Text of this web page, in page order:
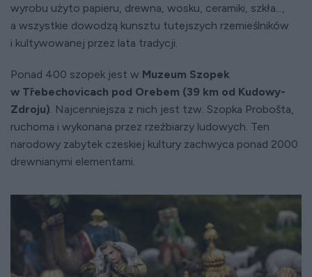
wyrobu użyto papieru, drewna, wosku, ceramiki, szkła...,
a wszystkie dowodzą kunsztu tutejszych rzemieślników
i kultywowanej przez lata tradycji.
Ponad 400 szopek jest w Muzeum Szopek
w Třebechovicach pod Orebem (39 km od Kudowy-
Zdroju). Najcenniejsza z nich jest tzw. Szopka Probošta,
ruchoma i wykonana przez rzeźbiarzy ludowych. Ten
narodowy zabytek czeskiej kultury zachwyca ponad 2000
drewnianymi elementami.